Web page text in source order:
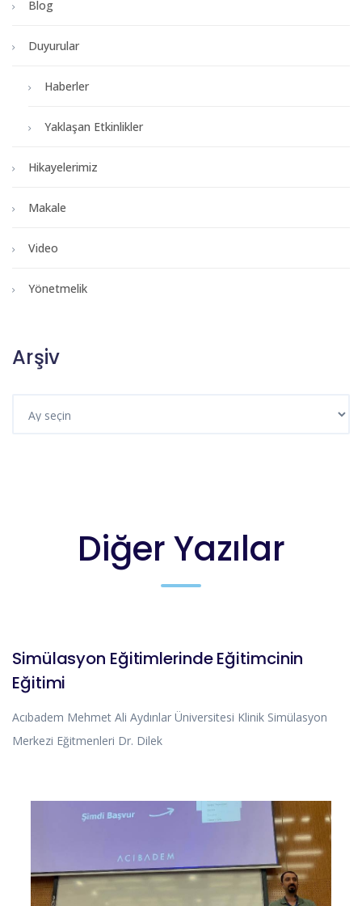
Blog
Duyurular
Haberler
Yaklaşan Etkinlikler
Hikayelerimiz
Makale
Video
Yönetmelik
Arşiv
Diğer Yazılar
Simülasyon Eğitimlerinde Eğitimcinin
Eğitimi
Acıbadem Mehmet Ali Aydınlar Üniversitesi Klinik Simülasyon
Merkezi Eğitmenleri Dr. Dilek